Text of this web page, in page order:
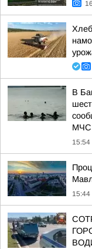
В
МЧС
15:54
15:44